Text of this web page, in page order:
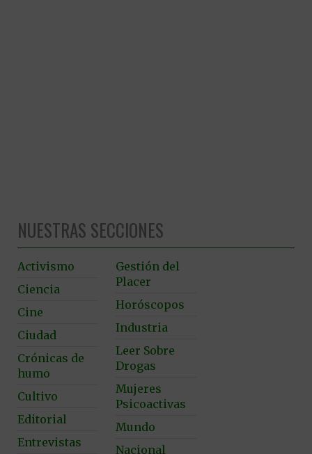
NUESTRAS SECCIONES
Activismo
Ciencia
Cine
Ciudad
Crónicas de
humo
Cultivo
Editorial
Entrevistas
Gestión del
Placer
Horóscopos
Industria
Leer Sobre
Drogas
Mujeres
Psicoactivas
Mundo
Nacional